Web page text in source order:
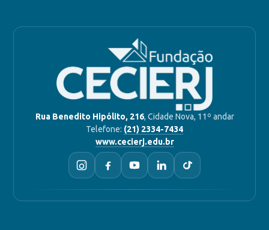
Rua Benedito Hipólito, 216, Cidade Nova, 11º andar
Telefone: (21) 2334-7434
www.cecierj.edu.br